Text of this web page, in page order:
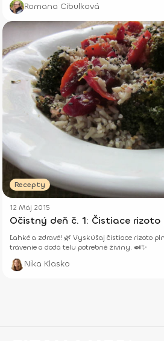
Romana Cibulková
Recepty
12 Máj 2015
Očistný deň č. 1: Čistiace rizoto
Ľahké a zdravé! 🌿 Vyskúšaj čistiace rizoto
trávenie a dodá telu potrebné živiny. 🍛✨
Nika Klasko